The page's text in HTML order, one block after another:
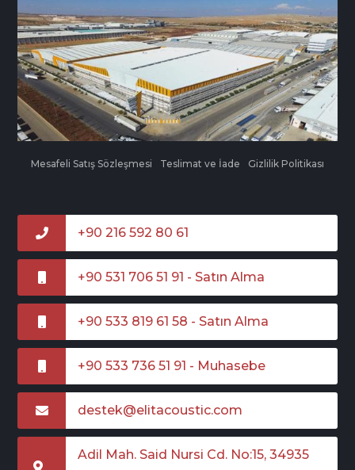
Mesafeli Satış Sözleşmesi Teslimat ve İade Gizlilik Politikası
+90 216 592 80 61
+90 531 706 51 91 - Satın Alma
+90 533 819 61 58 - Satın Alma
+90 533 736 51 91 - Muhasebe
destek@elitacoustic.com
Adil Mah. Said Nursi Cd. No:15, 34935